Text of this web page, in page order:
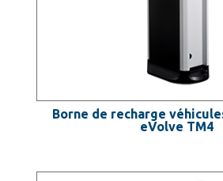
Borne de recharge
eVolve TM4